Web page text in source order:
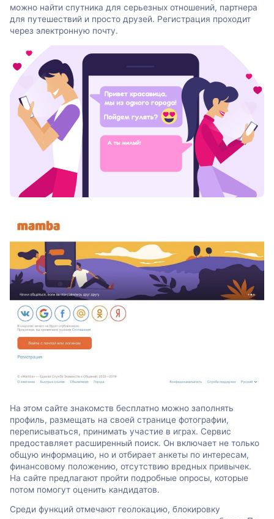
можно найти спутника для серьезных отношений, партнера
для путешествий и просто друзей. Регистрация проходит
через электронную почту.
На этом сайте знакомств бесплатно можно заполнять
профиль, размещать на своей странице фотографии,
переписываться, принимать участие в играх. Сервис
предоставляет расширенный поиск. Он включает не только
общую информацию, но и отбирает анкеты по интересам,
финансовому положению, отсутствию вредных привычек.
На сайте предлагают пройти подробные опросы, которые
потом помогут оценить кандидатов.
Среди функций отмечают геолокацию, блокировку